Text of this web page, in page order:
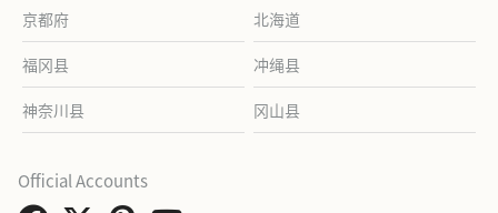
京都府 北海道
福冈县 冲绳县
神奈川县 冈山县
Official Accounts